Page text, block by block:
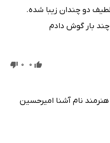
دو چندان زیبا شده.
بار گوش دادم
0
0
هنرمند نام آشنا امیرحسین